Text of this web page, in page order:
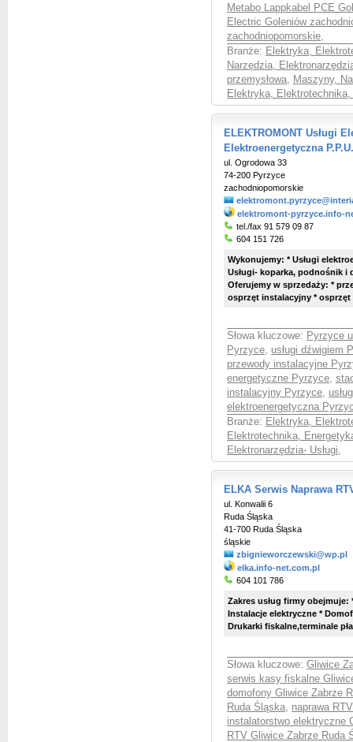
Metabo Lappkabel PCE
Electric Goleniów
zachodniopomorskie,
Branże: Elektryka,
Narzędzia,
przemysłowa, Maszyny,
Elektryka, Elektrotechnika,
ELEKTROMONT Usługi
Elektroenergetyczna
ul. Ogrodowa 33
74-200 Pyrzyce
zachodniopomorskie
elektromont-pyrzyce.info-
tel./fax 91 579 09 87
604 151 726
Wykonujemy: * Usługi
Usługi- koparka, podnośnik i
Oferujemy w sprzedaży: *
osprzęt instalacyjny *
Słowa kluczowe: Pyrzyce
Pyrzyce, usługi dźwigiem
przewody instalacyjne
energetyczne Pyrzyce,
instalacyjny Pyrzyce,
elektroenergetyczna
Branże: Elektryka,
Elektrotechnika,
Elektronarzędzia- Usługi,
ELKA Serwis Naprawa
ul. Konwalii 6
Ruda Śląska
41-700 Ruda Śląska
śląskie
zbignieworczewski@wp.pl
elka.info-net.com.pl
604 101 786
Zakres usług firmy obejmuje:
Instalacje elektryczne *
Drukarki fiskalne,terminale
Słowa kluczowe: Gliwice
serwis kasy fiskalne
domofony Gliwice Zabrze
Ruda Śląska, naprawa
instalatorstwo elektryczne
RTV Gliwice Zabrze Ruda